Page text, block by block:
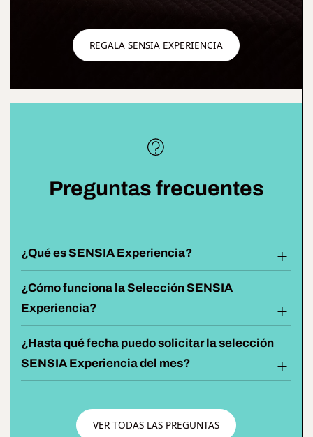
REGALA SENSIA EXPERIENCIA
Preguntas frecuentes
¿Qué es SENSIA Experiencia?
¿Cómo funciona la Selección SENSIA
Experiencia?
¿Hasta qué fecha puedo solicitar la selección
SENSIA Experiencia del mes?
VER TODAS LAS PREGUNTAS